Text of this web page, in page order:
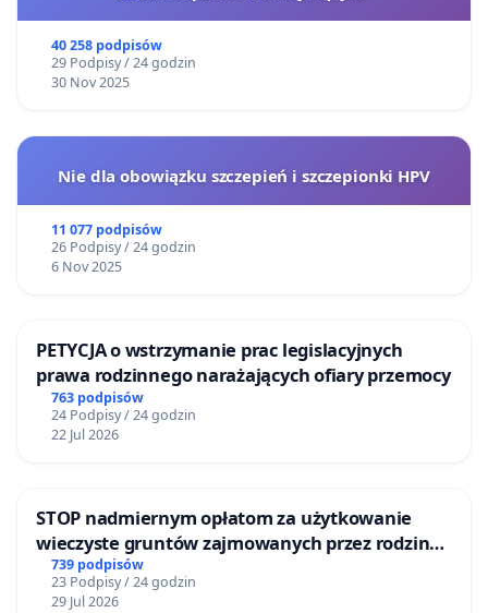
40 258 podpisów
29 Podpisy / 24 godzin
30 Nov 2025
Nie dla obowiązku szczepień i szczepionki HPV
11 077 podpisów
26 Podpisy / 24 godzin
6 Nov 2025
PETYCJA o wstrzymanie prac legislacyjnych
prawa rodzinnego narażających ofiary przemocy
763 podpisów
24 Podpisy / 24 godzin
22 Jul 2026
STOP nadmiernym opłatom za użytkowanie
wieczyste gruntów zajmowanych przez rodzinne
ogrody działkowe.
739 podpisów
23 Podpisy / 24 godzin
29 Jul 2026